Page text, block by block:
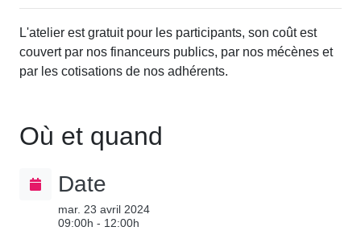
L'atelier est gratuit pour les participants, son coût est
couvert par nos financeurs publics, par nos mécènes et
par les cotisations de nos adhérents.
Où et quand
Date
mar. 23 avril 2024
09:00h - 12:00h